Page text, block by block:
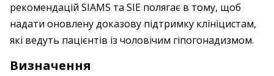
рекомендацій SIAMS та SIE полягає в тому, щоб
надати оновлену доказову підтримку клініцистам,
які ведуть пацієнтів із чоло­вічим гіпогонадизмом.
Визначення